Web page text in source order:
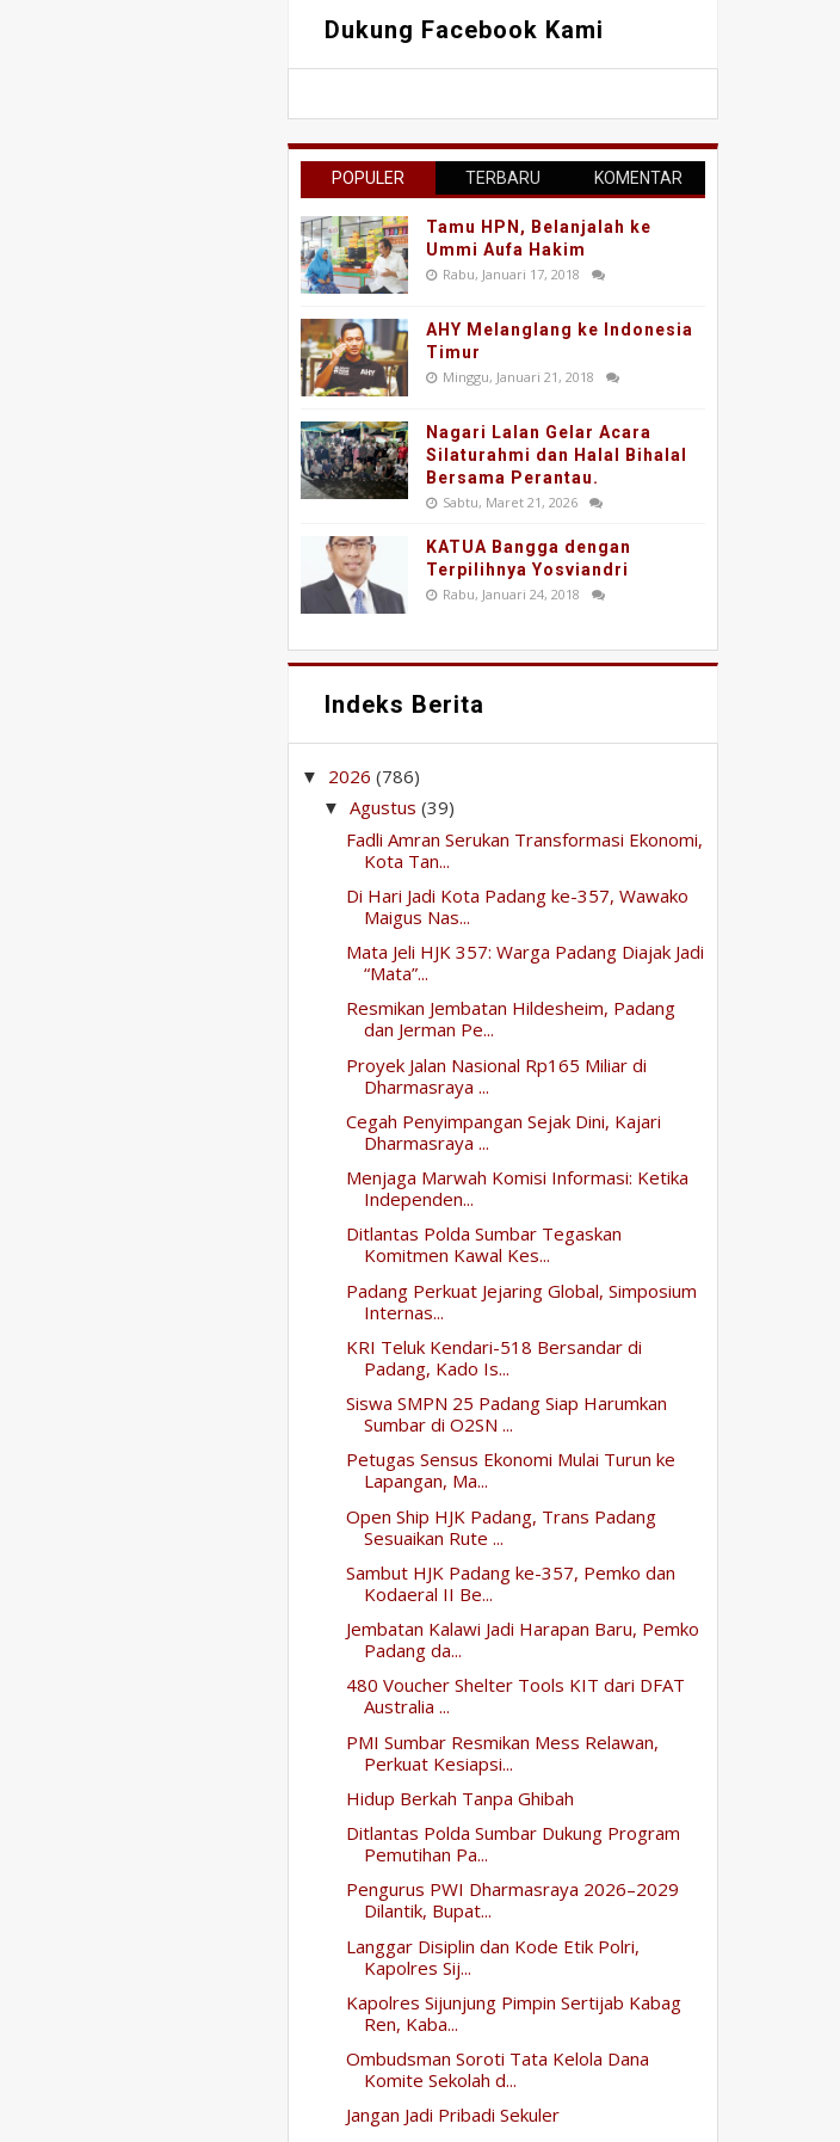
Dukung Facebook Kami
POPULER TERBARU KOMENTAR
Tamu HPN, Belanjalah ke
Ummi Aufa Hakim
Rabu, Januari 17, 2018
AHY Melanglang ke Indonesia
Timur
Minggu, Januari 21, 2018
Nagari Lalan Gelar Acara
Silaturahmi dan Halal Bihalal
Bersama Perantau.
Sabtu, Maret 21, 2026
KATUA Bangga dengan
Terpilihnya Yosviandri
Rabu, Januari 24, 2018
Indeks Berita
▼ 2026(786)
▼Agustus(39)
Fadli Amran Serukan Transformasi Ekonomi,
Kota Tan...
Di Hari Jadi Kota Padang ke-357, Wawako
Maigus Nas...
Mata Jeli HJK 357: Warga Padang Diajak Jadi
“Mata”...
Resmikan Jembatan Hildesheim, Padang
dan Jerman Pe...
Proyek Jalan Nasional Rp165 Miliar di
Dharmasraya ...
Cegah Penyimpangan Sejak Dini, Kajari
Dharmasraya ...
Menjaga Marwah Komisi Informasi: Ketika
Independen...
Ditlantas Polda Sumbar Tegaskan
Komitmen Kawal Kes...
Padang Perkuat Jejaring Global, Simposium
Internas...
KRI Teluk Kendari-518 Bersandar di
Padang, Kado Is...
Siswa SMPN 25 Padang Siap Harumkan
Sumbar di O2SN ...
Petugas Sensus Ekonomi Mulai Turun ke
Lapangan, Ma...
Open Ship HJK Padang, Trans Padang
Sesuaikan Rute ...
Sambut HJK Padang ke-357, Pemko dan
Kodaeral II Be...
Jembatan Kalawi Jadi Harapan Baru, Pemko
Padang da...
480 Voucher Shelter Tools KIT dari DFAT
Australia ...
PMI Sumbar Resmikan Mess Relawan,
Perkuat Kesiapsi...
Hidup Berkah Tanpa Ghibah
Ditlantas Polda Sumbar Dukung Program
Pemutihan Pa...
Pengurus PWI Dharmasraya 2026–2029
Dilantik, Bupat...
Langgar Disiplin dan Kode Etik Polri,
Kapolres Sij...
Kapolres Sijunjung Pimpin Sertijab Kabag
Ren, Kaba...
Ombudsman Soroti Tata Kelola Dana
Komite Sekolah d...
Jangan Jadi Pribadi Sekuler